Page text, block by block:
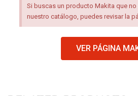
Si buscas un producto Makita que no
nuestro catálogo, puedes revisar la
VER PÁGINA